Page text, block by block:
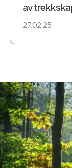
27.02.25